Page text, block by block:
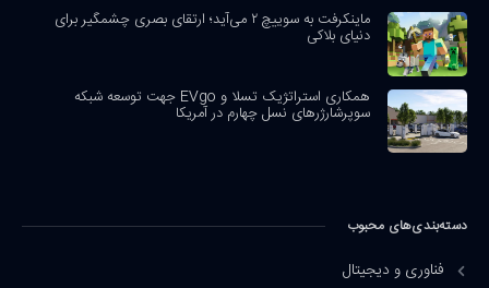
ماینکرفت به سوییچ ۲ می‌آید؛ ارتقای بصری چشمگیر برای
دنیای بلاکی
همکاری استراتژیک تسلا و EVgo جهت توسعه شبکه
سوپرشارژرهای نسل چهارم در آمریکا
دسته‌بندی‌های محبوب
فناوری و دیجیتال